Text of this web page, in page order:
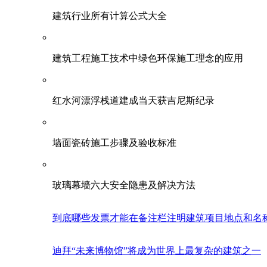
建筑行业所有计算公式大全
建筑工程施工技术中绿色环保施工理念的应用
红水河漂浮栈道建成当天获吉尼斯纪录
墙面瓷砖施工步骤及验收标准
玻璃幕墙六大安全隐患及解决方法
到底哪些发票才能在备注栏注明建筑项目地点和名
迪拜“未来博物馆”将成为世界上最复杂的建筑之一